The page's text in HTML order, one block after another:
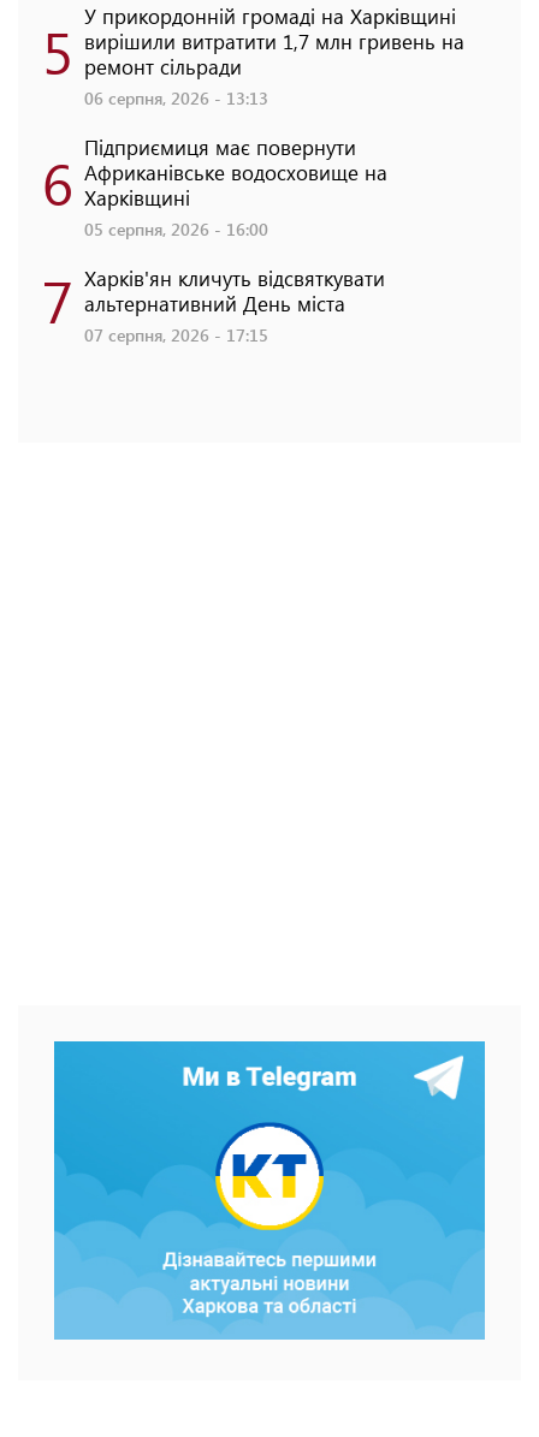
5 У прикордонній громаді на Харківщині
вирішили витратити 1,7 млн гривень на
ремонт сільради
06 серпня, 2026 - 13:13
6 Підприємиця має повернути
Африканівське водосховище на
Харківщині
05 серпня, 2026 - 16:00
7 Харків'ян кличуть відсвяткувати
альтернативний День міста
07 серпня, 2026 - 17:15